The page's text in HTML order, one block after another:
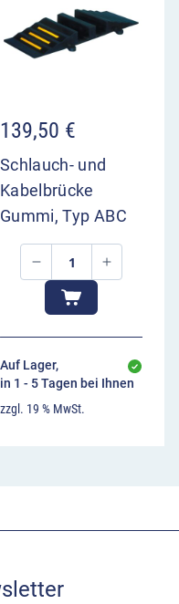
139,50 €
Schlauch- und
Kabelbrücke
Gummi, Typ ABC
Auf Lager,
in 1 - 5 Tagen bei Ihnen
zzgl. 19 % MwSt.